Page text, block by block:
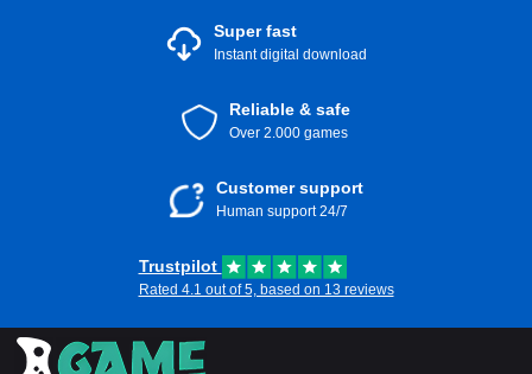
Super fast
Instant digital download
Reliable & safe
Over 2.000 games
Customer support
Human support 24/7
Trustpilot
Rated 4.1 out of 5, based on 13 reviews